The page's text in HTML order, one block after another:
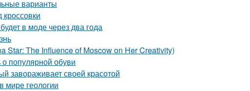
варианты
в моде через два года
Star: The Influence of Moscow on Her Creativity)
популярной обуви
завораживает своей красотой
мире геологии